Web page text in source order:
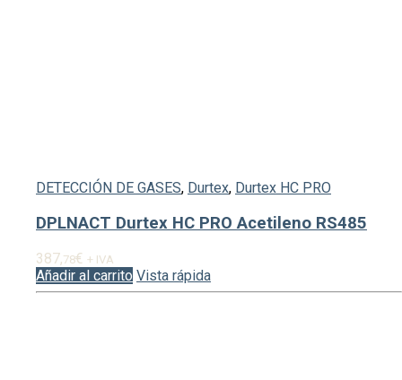
DETECCIÓN DE GASES, Durtex, Durtex HC PRO
DPLNACT Durtex HC PRO Acetileno RS485
387,78€ + IVA
Añadir al carrito Vista rápida